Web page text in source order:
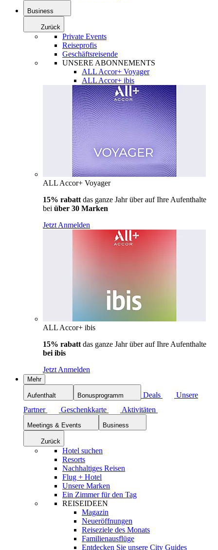
Business
Zurück
Private Events
Reiseprofis
Geschäftsreisende
UNSERE ABONNEMENTS
ALL Accor+ Voyager
ALL Accor+ ibis
ALL Accor+ Voyager
15% rabatt das ganze Jahr über auf Ihre Aufenthalte
bei über 30 Marken
Jetzt Anmelden
ALL Accor+ ibis
15% rabatt das ganze Jahr über auf Ihre Aufenthalte
bei ibis
Jetzt Anmelden
Mehr
Aufenthalt Bonusprogramm Deals
Unsere
Partner
Geschenkkarte Aktivitäten
Meetings & Events Business
Zurück
Hotel suchen
Resorts
Nachhaltiges Reisen
Flug + Hotel
Unsere Marken
Ein Zimmer für den Tag
REISEIDEEN
Magazin
Neueröffnungen
Reiseziele des Monats
Familienausflüge
Entdecken Sie unsere City Guides